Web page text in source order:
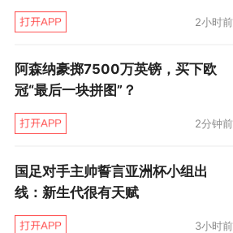
2小时前
阿森纳豪掷7500万英镑，买下欧
冠“最后一块拼图”？
2分钟前
国足对手主帅誓言亚洲杯小组出
线：新生代很有天赋
3小时前